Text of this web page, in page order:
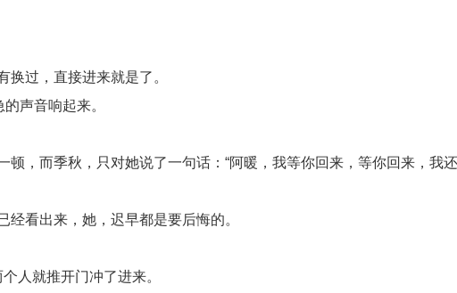
换过，直接进来就是了。
声音响起来。
顿，而季秋，只对她说了一句话：“阿暖，我等你回来，等你回来，我
看出来，她，迟早都是要后悔的。
人就推开门冲了进来。